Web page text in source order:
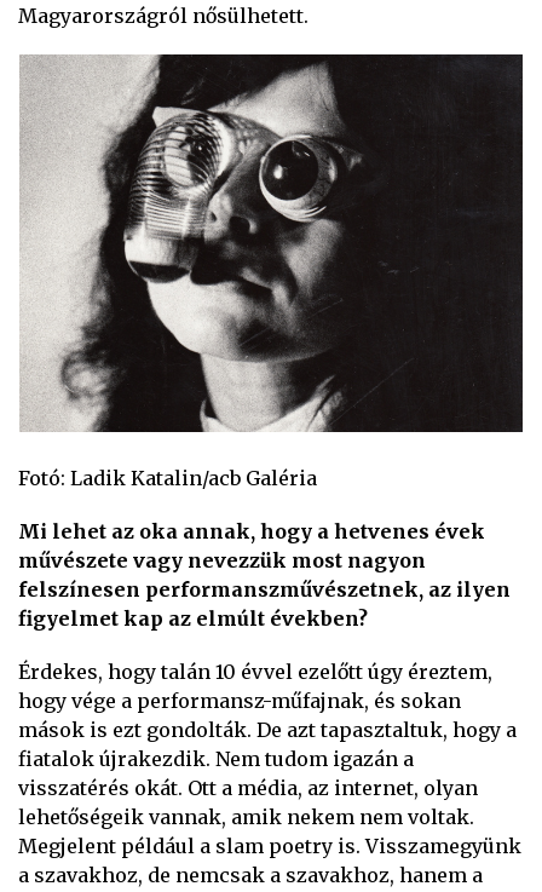
Magyarországról nősülhetett.
Fotó: Ladik Katalin/acb Galéria
Mi lehet az oka annak, hogy a hetvenes évek
művészete vagy nevezzük most nagyon
felszínesen performanszművészetnek, az ilyen
figyelmet kap az elmúlt években?
Érdekes, hogy talán 10 évvel ezelőtt úgy éreztem,
hogy vége a performansz-műfajnak, és sokan
mások is ezt gondolták. De azt tapasztaltuk, hogy a
fiatalok újrakezdik. Nem tudom igazán a
visszatérés okát. Ott a média, az internet, olyan
lehetőségeik vannak, amik nekem nem voltak.
Megjelent például a slam poetry is. Visszamegyünk
a szavakhoz, de nemcsak a szavakhoz, hanem a